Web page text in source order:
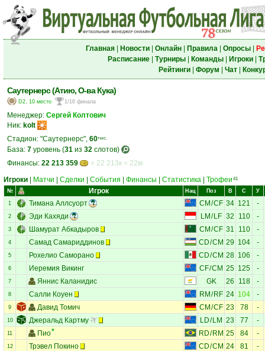
Главная| Новости| Онлайн| Правила| Опросы|
Расписание| Турниры| Команды| Игроки|
Рейтинги| Форум Чат|
Саутернерс (Атию, О-ва Кука)
D2, 10 место 1/16 финала
Менеджер: Сергей Колтович
Ник: kolt
Стадион: "Саутернерс", 60тыс.
База: 7 уровень (31 из 32 слотов)
Финансы: 22 213 359
= 22 213к = 22м
Игроки
Матчи Сделки События Финансы Статистика Трофеи 41
№ Игрок Нац Поз В С У
1 Тимана Аллсуорт CM /CF 34 121 -
2 Эди Кахяди LM / LF 32 110 -
3 Шамурат Абкадыров CM /CF 31 110 -
4 Самад Самариддинов CD/CM 29 104 -
5 Рохелио Саморано CD/CM 28 106 -
6 Иеремия Викинг CF/CM 25 125 -
7 Яннис Каланидис GK 26 118 -
8 Салли Коуен RM / RF 24 104 -
9 Давид Томич CM /CF 23 78 -
10 Джеральд Картму LD/ LM 23 77 -
11 Пио RD/ RM 25 84 -
12 Трэвел Покино CD/CM 24 81 -